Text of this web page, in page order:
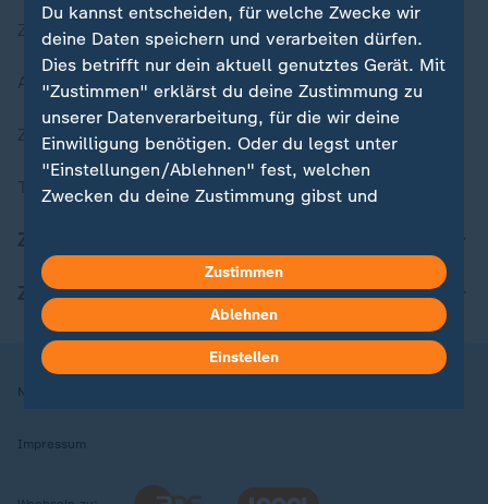
Zuletzt veröffentlicht
Aktuelle Sendungs-Videos
ZDFheute Stories
Themen im Überblick
ZDFheute Apps
Nutzungsbedingungen
Impressum
Du kannst entscheiden, für welche Zwecke wir
deine Daten speichern und verarbeiten dürfen.
Dies betrifft nur dein aktuell genutztes Gerät. Mit
"Zustimmen" erklärst du deine Zustimmung zu
unserer Datenverarbeitung, für die wir deine
Einwilligung benötigen. Oder du legst unter
"Einstellungen/Ablehnen" fest, welchen
Zwecken du deine Zustimmung gibst und
in deinen Einstellungen widerrufen oder ändern.
Hier findest du das Impressum.
Weitere Informationen findest du in unserer
Datenschutzerklärung.
Zustimmen
Ablehnen
Einstellen